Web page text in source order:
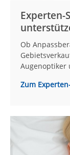
Experten-
Ob
Augenoptiker
Zum